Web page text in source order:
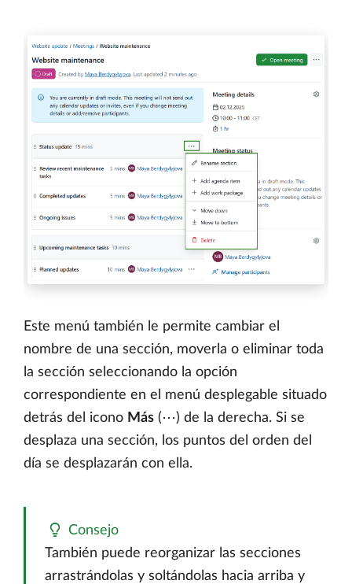
Este menú también le permite cambiar el
nombre de una sección, moverla o eliminar toda
la sección seleccionando la opción
correspondiente en el menú desplegable situado
detrás del icono Más (⋯) de la derecha. Si se
desplaza una sección, los puntos del orden del
día se desplazarán con ella.
Consejo
También puede reorganizar las secciones
arrastrándolas y soltándolas hacia arriba y